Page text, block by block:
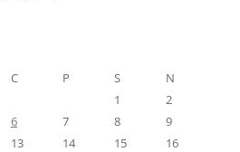
C P S
N
1
2
6 7 8
9
13 14 15
16